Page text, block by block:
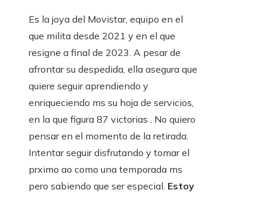
Es la joya del Movistar, equipo en el
que milita desde 2021 y en el que
resigne a final de 2023. A pesar de
afrontar su despedida, ella asegura que
quiere seguir aprendiendo y
enriqueciendo ms su hoja de servicios,
en la que figura 87 victorias . No quiero
pensar en el momento de la retirada.
Intentar seguir disfrutando y tomar el
prximo ao como una temporada ms
pero sabiendo que ser especial. Estoy